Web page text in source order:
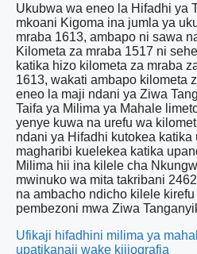
Ukubwa wa eneo la Hifadhi ya
mkoani Kigoma ina jumla ya
mraba 1613, ambapo ni sawa
Kilometa za mraba 1517 ni
katika hizo kilometa za mraba
1613, wakati ambapo kilometa
eneo la maji ndani ya Ziwa
Taifa ya Milima ya Mahale
yenye kuwa na urefu wa
ndani ya Hifadhi kutokea
magharibi kuelekea katika
Milima hii ina kilele cha
mwinuko wa mita takribani
na ambacho ndicho kilele
pembezoni mwa Ziwa
Ufikaji hifadhini milima ya
upatikanaji wake kijiografia